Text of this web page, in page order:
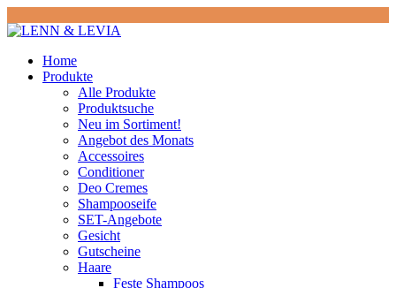
Home
Produkte
Alle Produkte
Produktsuche
Neu im Sortiment!
Angebot des Monats
Accessoires
Conditioner
Deo Cremes
Shampooseife
SET-Angebote
Gesicht
Gutscheine
Haare
Feste Shampoos